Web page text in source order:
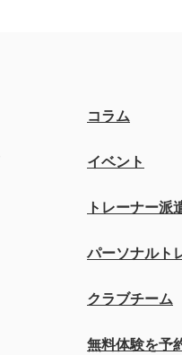
コラム
イベント
トレーナー派
パーソナルト
クラブチーム
無料体験を予